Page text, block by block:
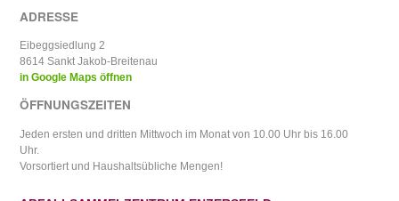
ADRESSE
Eibeggsiedlung 2
8614 Sankt Jakob-Breitenau
in Google Maps öffnen
ÖFFNUNGSZEITEN
Jeden ersten und dritten Mittwoch im Monat von 10.00 Uhr bis 16.00
Uhr.
Vorsortiert und Haushaltsübliche Mengen!